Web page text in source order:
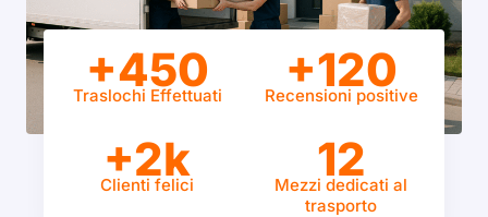
+450
Traslochi Effettuati +120
Recensioni positive
+2k
Clienti felici 12
Mezzi dedicati al
trasporto